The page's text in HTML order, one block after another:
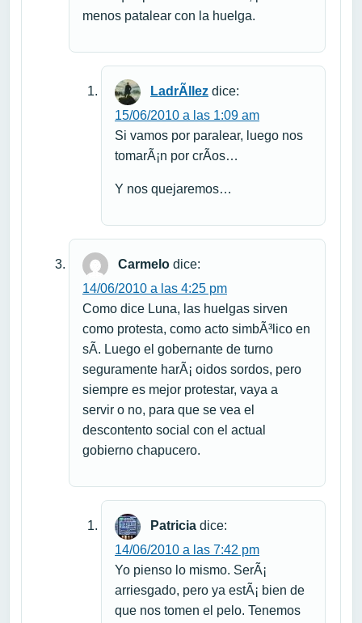
menos patalear con la huelga.
LadrÃ­llez dice:
15/06/2010 a las 1:09 am
Si vamos por paralear, luego nos
tomarÃ¡n por crÃ­os…
Y nos quejaremos…
Carmelo dice:
14/06/2010 a las 4:25 pm
Como dice Luna, las huelgas sirven
como protesta, como acto simbÃ³lico en
sÃ­. Luego el gobernante de turno
seguramente harÃ¡ oidos sordos, pero
siempre es mejor protestar, vaya a
servir o no, para que se vea el
descontento social con el actual
gobierno chapucero.
Patricia dice:
14/06/2010 a las 7:42 pm
Yo pienso lo mismo. SerÃ¡
arriesgado, pero ya estÃ¡ bien de
que nos tomen el pelo. Tenemos